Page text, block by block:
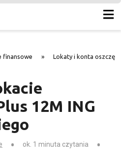
finansowe » Lokaty i konta
12M ING
ok. 1 minuta czytania